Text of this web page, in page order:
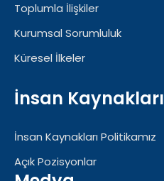
Toplumla İlişkiler
Kurumsal Sorumluluk
Küresel İlkeler
İnsan Kaynakları
İnsan Kaynakları Politikamız
Açık Pozisyonlar